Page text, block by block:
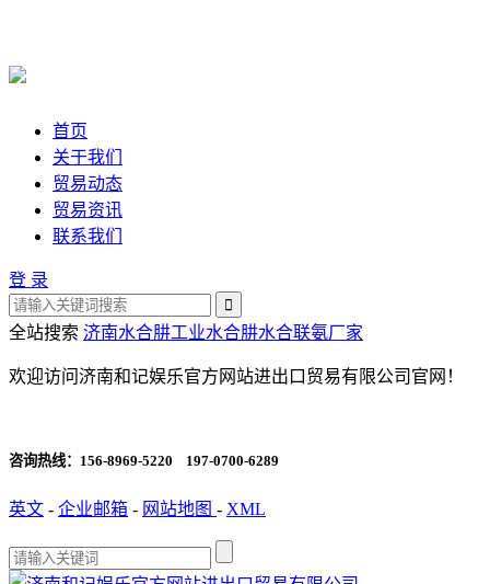
首页
关于我们
贸易动态
贸易资讯
联系我们
登 录
全站搜索 济南水合肼工业水合肼水合联氨厂家
欢迎访问济南和记娱乐官方网站进出口贸易有限公司官网！
咨询热线： 156-8969-5220 197-0700-6289
英文 - 企业邮箱 - 网站地图 - XML